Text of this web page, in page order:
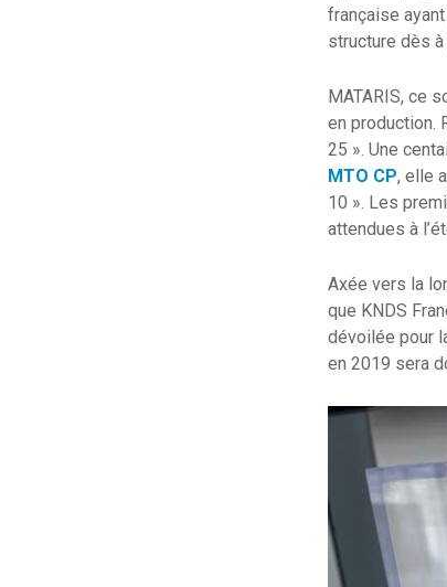
française
structure dès
MATARIS, ce
en production.
25 ». Une
MTO CP, elle
10 ». Les
attendues à
Axée vers la
que KNDS
dévoilée pour
en 2019 sera